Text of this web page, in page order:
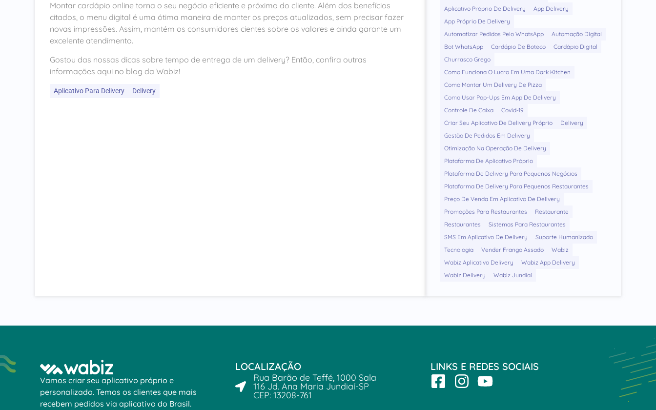
Montar cardápio online torna o seu negócio eficiente e próximo do cliente. Além dos benefícios
citados, o menu digital é uma ótima maneira de manter os preços atualizados, sem precisar fazer
novas impressões. Assim, mantém os consumidores cientes sobre os valores e ainda garante um
excelente atendimento.
Gostou das nossas dicas sobre tempo de entrega de um delivery? Então, confira outras
informações aqui no blog da Wabiz!
Aplicativo Para Delivery Delivery
Aplicativo Próprio De Delivery
App Delivery
App Próprio De Delivery
Automatizar Pedidos Pelo WhatsApp
Automação Digital
Bot WhatsApp
Cardápio De Boteco
Cardápio Digital
Churrasco Grego
Como Funciona O Lucro Em Uma Dark Kitchen
Como Montar Um Delivery De Pizza
Como Usar Pop-Ups Em App De Delivery
Controle De Caixa
Covid-19
Criar Seu Aplicativo De Delivery Próprio
Delivery
Gestão De Pedidos Em Delivery
Otimização Na Operação De Delivery
Plataforma De Aplicativo Próprio
Plataforma De Delivery Para Pequenos Negócios
Plataforma De Delivery Para Pequenos Restaurantes
Preço De Venda Em Aplicativo De Delivery
Promoções Para Restaurantes
Restaurante
Restaurantes
Sistemas Para Restaurantes
SMS Em Aplicativo De Delivery
Suporte Humanizado
Tecnologia
Vender Frango Assado
Wabiz
Wabiz Aplicativo Delivery
Wabiz App Delivery
Wabiz Delivery
Wabiz Jundiaí
Vamos criar seu aplicativo próprio e
personalizado. Temos os clientes que mais
recebem pedidos via aplicativo do Brasil.
LOCALIZAÇÃO
Rua Barão de Teffé, 1000 Sala
116 Jd. Ana Maria Jundiaí-SP
CEP: 13208-761
LINKS E REDES SOCIAIS